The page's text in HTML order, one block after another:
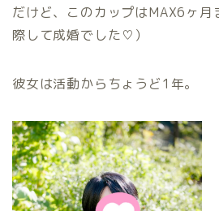
だけど、このカップはMAX6ヶ月
際して成婚でした♡）
彼女は活動からちょうど1年。